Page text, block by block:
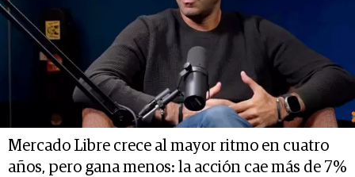
Mercado Libre crece al mayor ritmo en cuatro
años, pero gana menos: la acción cae más de 7%